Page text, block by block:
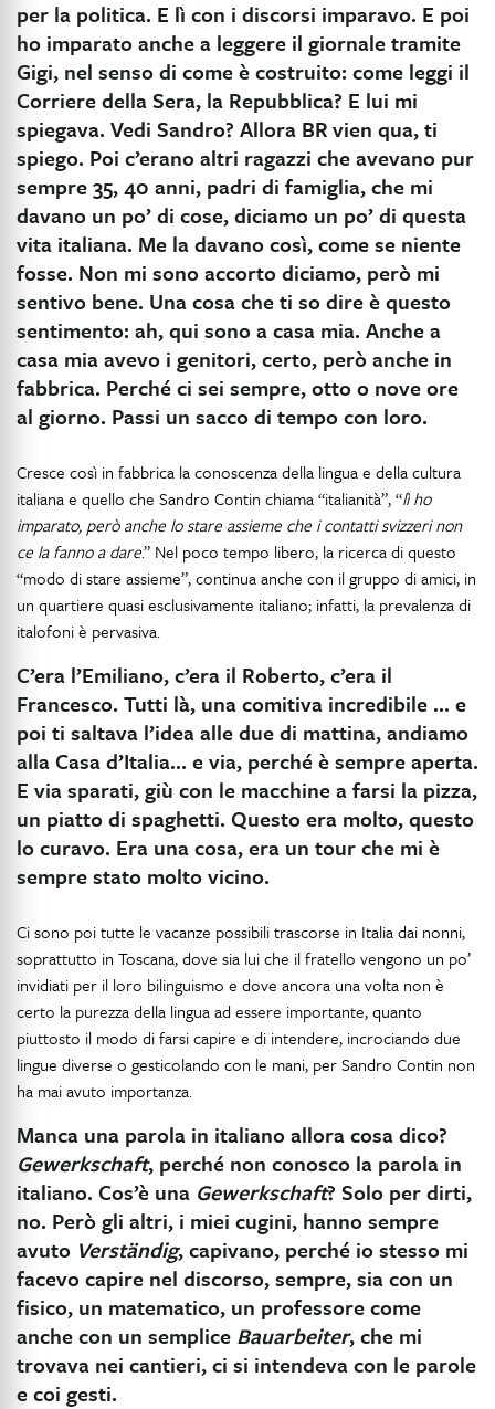
per la politica. E lì con i discorsi imparavo. E poi
ho imparato anche a leggere il giornale tramite
Gigi, nel senso di come è costruito: come leggi il
Corriere della Sera, la Repubblica? E lui mi
spiegava. Vedi Sandro? Allora BR vien qua, ti
spiego. Poi c’erano altri ragazzi che avevano pur
sempre 35, 40 anni, padri di famiglia, che mi
davano un po’ di cose, diciamo un po’ di questa
vita italiana. Me la davano così, come se niente
fosse. Non mi sono accorto diciamo, però mi
sentivo bene. Una cosa che ti so dire è questo
sentimento: ah, qui sono a casa mia. Anche a
casa mia avevo i genitori, certo, però anche in
fabbrica. Perché ci sei sempre, otto o nove ore
al giorno. Passi un sacco di tempo con loro.
Cresce così in fabbrica la conoscenza della lingua e della cultura
italiana e quello che Sandro Contin chiama “italianità”, “lì ho
imparato, però anche lo stare assieme che i contatti svizzeri non
ce la fanno a dare.” Nel poco tempo libero, la ricerca di questo
“modo di stare assieme”, continua anche con il gruppo di amici, in
un quartiere quasi esclusivamente italiano; infatti, la prevalenza di
italofoni è pervasiva.
C’era l’Emiliano, c’era il Roberto, c’era il
Francesco. Tutti là, una comitiva incredibile … e
poi ti saltava l’idea alle due di mattina, andiamo
alla Casa d’Italia… e via, perché è sempre aperta.
E via sparati, giù con le macchine a farsi la pizza,
un piatto di spaghetti. Questo era molto, questo
lo curavo. Era una cosa, era un tour che mi è
sempre stato molto vicino.
Ci sono poi tutte le vacanze possibili trascorse in Italia dai nonni,
soprattutto in Toscana, dove sia lui che il fratello vengono un po’
invidiati per il loro bilinguismo e dove ancora una volta non è
certo la purezza della lingua ad essere importante, quanto
piuttosto il modo di farsi capire e di intendere, incrociando due
lingue diverse o gesticolando con le mani, per Sandro Contin non
ha mai avuto importanza.
Manca una parola in italiano allora cosa dico?
Gewerkschaft, perché non conosco la parola in
italiano. Cos’è una Gewerkschaft? Solo per dirti,
no. Però gli altri, i miei cugini, hanno sempre
avuto Verständig, capivano, perché io stesso mi
facevo capire nel discorso, sempre, sia con un
fisico, un matematico, un professore come
anche con un semplice Bauarbeiter, che mi
trovava nei cantieri, ci si intendeva con le parole
e coi gesti.